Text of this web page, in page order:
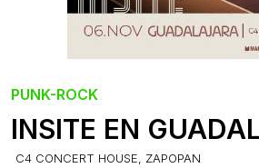
PUNK-ROCK
INSITE EN
C4 CONCERT HOUSE, ZAPOPAN